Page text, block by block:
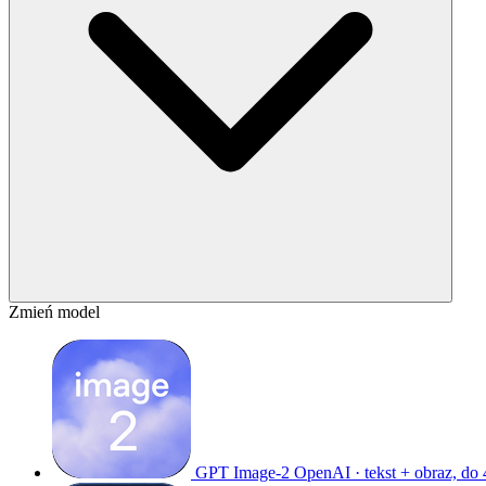
Zmień model
GPT Image-2 OpenAI · tekst + obraz, do